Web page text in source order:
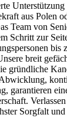
aus Polen
Team von
Schritt zur
bis
breit
gründliche
garantieren
Sorgfalt und